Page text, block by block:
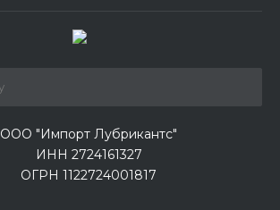
ООО "Импорт Лубрикантс"
ИНН 2724161327
ОГРН 1122724001817